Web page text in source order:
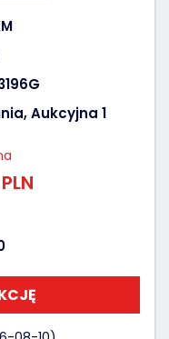
Aukcyjna 1
PLN